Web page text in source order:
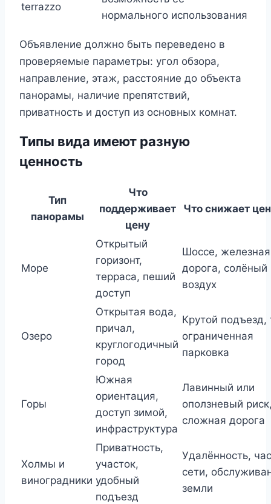
terrazzo
нормального использования
Объявление должно быть переведено в
проверяемые параметры: угол обзора,
направление, этаж, расстояние до объекта
панорамы, наличие препятствий,
приватность и доступ из основных комнат.
Типы вида имеют разную
ценность
Тип
панорамы
Что
поддерживает
цену
Что снижает
Море
Открытый
горизонт,
терраса, пеший
доступ
Шоссе, железная
дорога, солёный
воздух
Озеро
Открытая вода,
причал,
круглогодичный
город
Крутой подъезд,
ограниченная
парковка
Горы
Южная
ориентация,
доступ зимой,
инфраструктура
Лавинный или
оползневый
сложная дорога
Холмы и
виноградники
Приватность,
участок,
удобный
подъезд
Удалённость,
сети,
земли